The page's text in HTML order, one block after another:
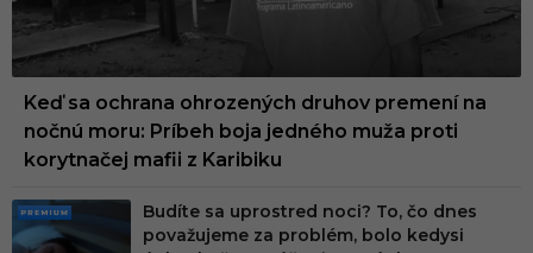
Keď sa ochrana ohrozených druhov premení na
nočnú moru: Príbeh boja jedného muža proti
korytnačej mafii z Karibiku
PRE
Budíte sa uprostred noci? To, čo dnes
považujeme za problém, bolo kedysi